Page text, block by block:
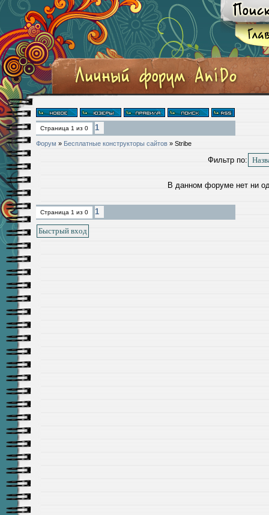
Страница 1 из 0 1
Форум » Бесплатные конструкторы сайтов » Stribe
Фильтр по:
В данном форуме нет ни
Страница 1 из 0 1